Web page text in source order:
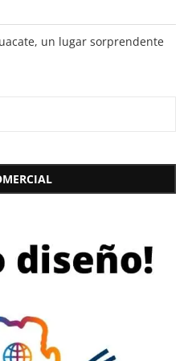
un lugar sorprendente